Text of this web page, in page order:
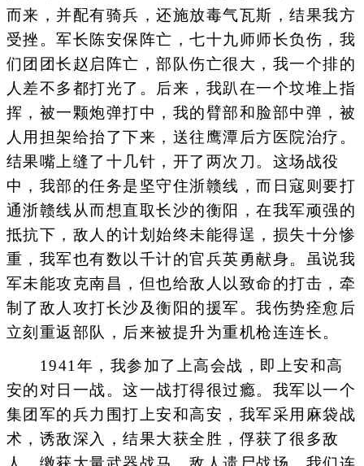
而来，并配有骑兵，还施放毒气瓦斯，结果我方
受挫。军长陈安保阵亡，七十九师师长负伤，我
们团团长赵启阵亡，部队伤亡很大，我一个排的
人差不多都打光了。后来，我趴在一个坟堆上指
挥，被一颗炮弹打中，我的臂部和脸部中弹，被
人用担架给抬了下来，送往鹰潭后方医院治疗。
结果嘴上缝了十几针，开了两次刀。这场战役
中，我部的任务是坚守住浙赣线，而日寇则要打
通浙赣线从而想直取长沙的衡阳，在我军顽强的
抵抗下，敌人的计划始终未能得逞，损失十分惨
重，我军也有数以千计的官兵英勇献身。虽说我
军未能攻克南昌，但也给敌人以致命的打击，牵
制了敌人攻打长沙及衡阳的援军。我伤势痊愈后
立刻重返部队，后来被提升为重机枪连连长。
1941年，我参加了上高会战，即上安和高
安的对日一战。这一战打得很过瘾。我军以一个
集团军的兵力围打上安和高安，我军采用麻袋战
术，诱敌深入，结果大获全胜，俘获了很多敌